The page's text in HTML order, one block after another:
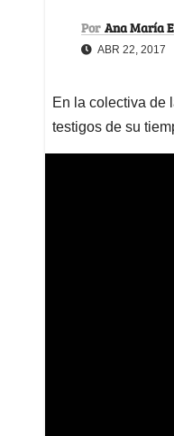
Por Ana María
ABR 22, 2017
En la colectiva de
testigos de su